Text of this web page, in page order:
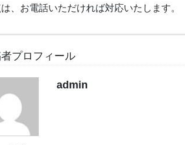
、お電話いただければ対応いたします。
プロフィール
admin